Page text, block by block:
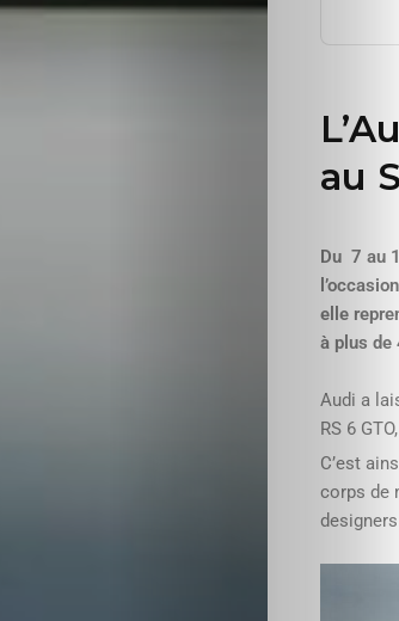
au
Du 7 au
elle
à plus de
Audi a
RS 6
C’est
corps de